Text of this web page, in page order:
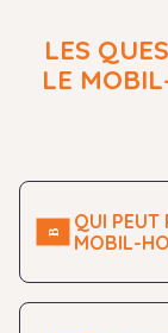
Prise TV
Convecteur
2 lits de 80 x
matelas
Chevet
LES
LE
QUI PEUT
MOBIL-